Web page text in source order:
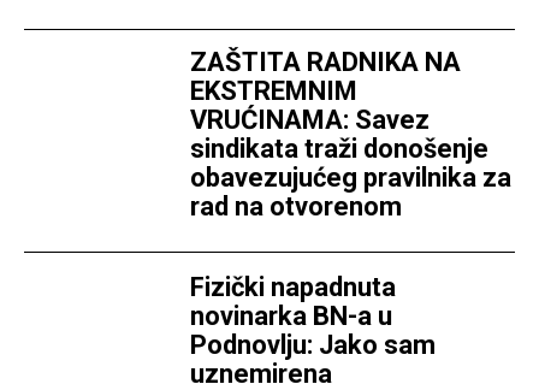
ZAŠTITA RADNIKA NA
EKSTREMNIM
VRUĆINAMA: Savez
sindikata traži donošenje
obavezujućeg pravilnika za
rad na otvorenom
Fizički napadnuta
novinarka BN-a u
Podnovlju: Jako sam
uznemirena